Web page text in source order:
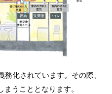
化されています。その際、
うこととなります。